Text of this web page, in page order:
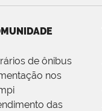
de ônibus
nos
das